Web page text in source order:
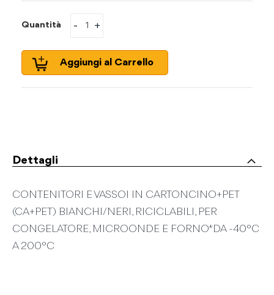
Quantità +
-
Aggiungi al Carrello
Dettagli
CONTENITORI E VASSOI IN CARTONCINO+PET
(CA+PET) BIANCHI/NERI, RICICLABILI, PER
CONGELATORE, MICROONDE E FORNO * DA -40°C
A 200°C